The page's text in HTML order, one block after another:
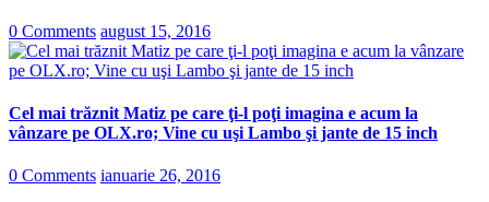
0 Comments august 15, 2016
Cel mai trăznit Matiz pe care ţi-l poţi imagina e acum la
vânzare pe OLX.ro; Vine cu uşi Lambo şi jante de 15 inch
0 Comments ianuarie 26, 2016